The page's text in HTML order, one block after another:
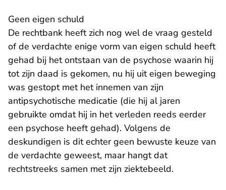
Geen eigen schuld
De rechtbank heeft zich nog wel de vraag gesteld
of de verdachte enige vorm van eigen schuld heeft
gehad bij het ontstaan van de psychose waarin hij
tot zijn daad is gekomen, nu hij uit eigen beweging
was gestopt met het innemen van zijn
antipsychotische medicatie (die hij al jaren
gebruikte omdat hij in het verleden reeds eerder
een psychose heeft gehad). Volgens de
deskundigen is dit echter geen bewuste keuze van
de verdachte geweest, maar hangt dat
rechtstreeks samen met zijn ziektebeeld.